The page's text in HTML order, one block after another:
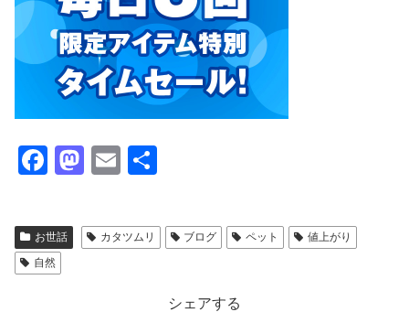
F
c
e
b
M
st
o
E
ail
お世話 カタツムリ ブログ ペット
値上がり
自然
シェアする